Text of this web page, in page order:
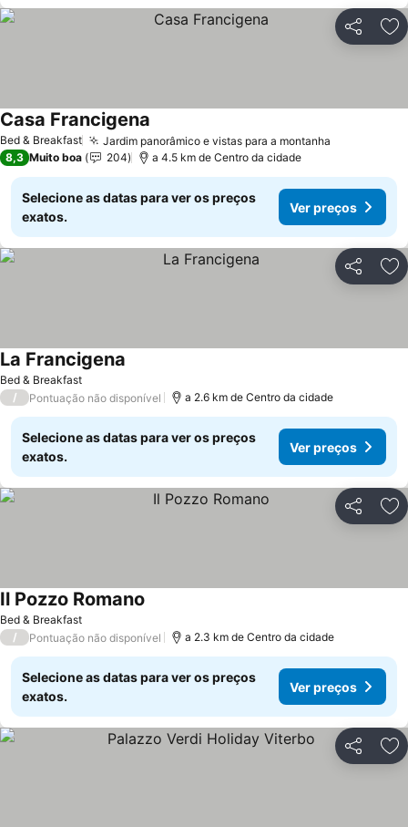
Partilhar
Bed & Breakfast Jardim panorâmico e vistas para a montanha
Casa Francigena
8,3 Muito boa 204 a 4.5 km de Centro da cidade
Selecione as datas para ver os preços
exatos.
Ver preços
Partilhar
Bed & Breakfast
La Francigena
/ Pontuação não disponível a 2.6 km de Centro da cidade
Selecione as datas para ver os preços
exatos.
Ver preços
Partilhar
Bed & Breakfast
Il Pozzo Romano
/ Pontuação não disponível a 2.3 km de Centro da cidade
Selecione as datas para ver os preços
exatos.
Ver preços
Partilhar